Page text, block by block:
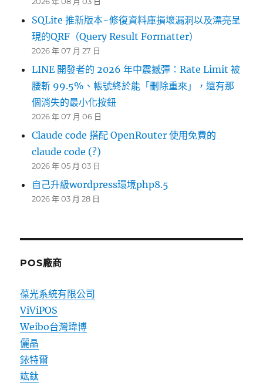
SQLite 推新版本~修復資料庫損壞漏洞以及漂亮呈
現的QRF（Query Result Formatter）
2026 年 07 月 27 日
LINE 開發者的 2026 年中震撼彈：Rate Limit 被
腰斬 99.5%、帳號終於能「刪除重來」，還有那
個消失的最小化按鈕
2026 年 07 月 06 日
Claude code 搭配 OpenRouter 使用免費的
claude code (?)
2026 年 05 月 03 日
自己升級wordpress環境php8.5
2026 年 03 月 28 日
POS廠商
葆光系統有限公司
ViViPOS
Weibo台灣瑋博
儷晶
銥特爾
竑鈦